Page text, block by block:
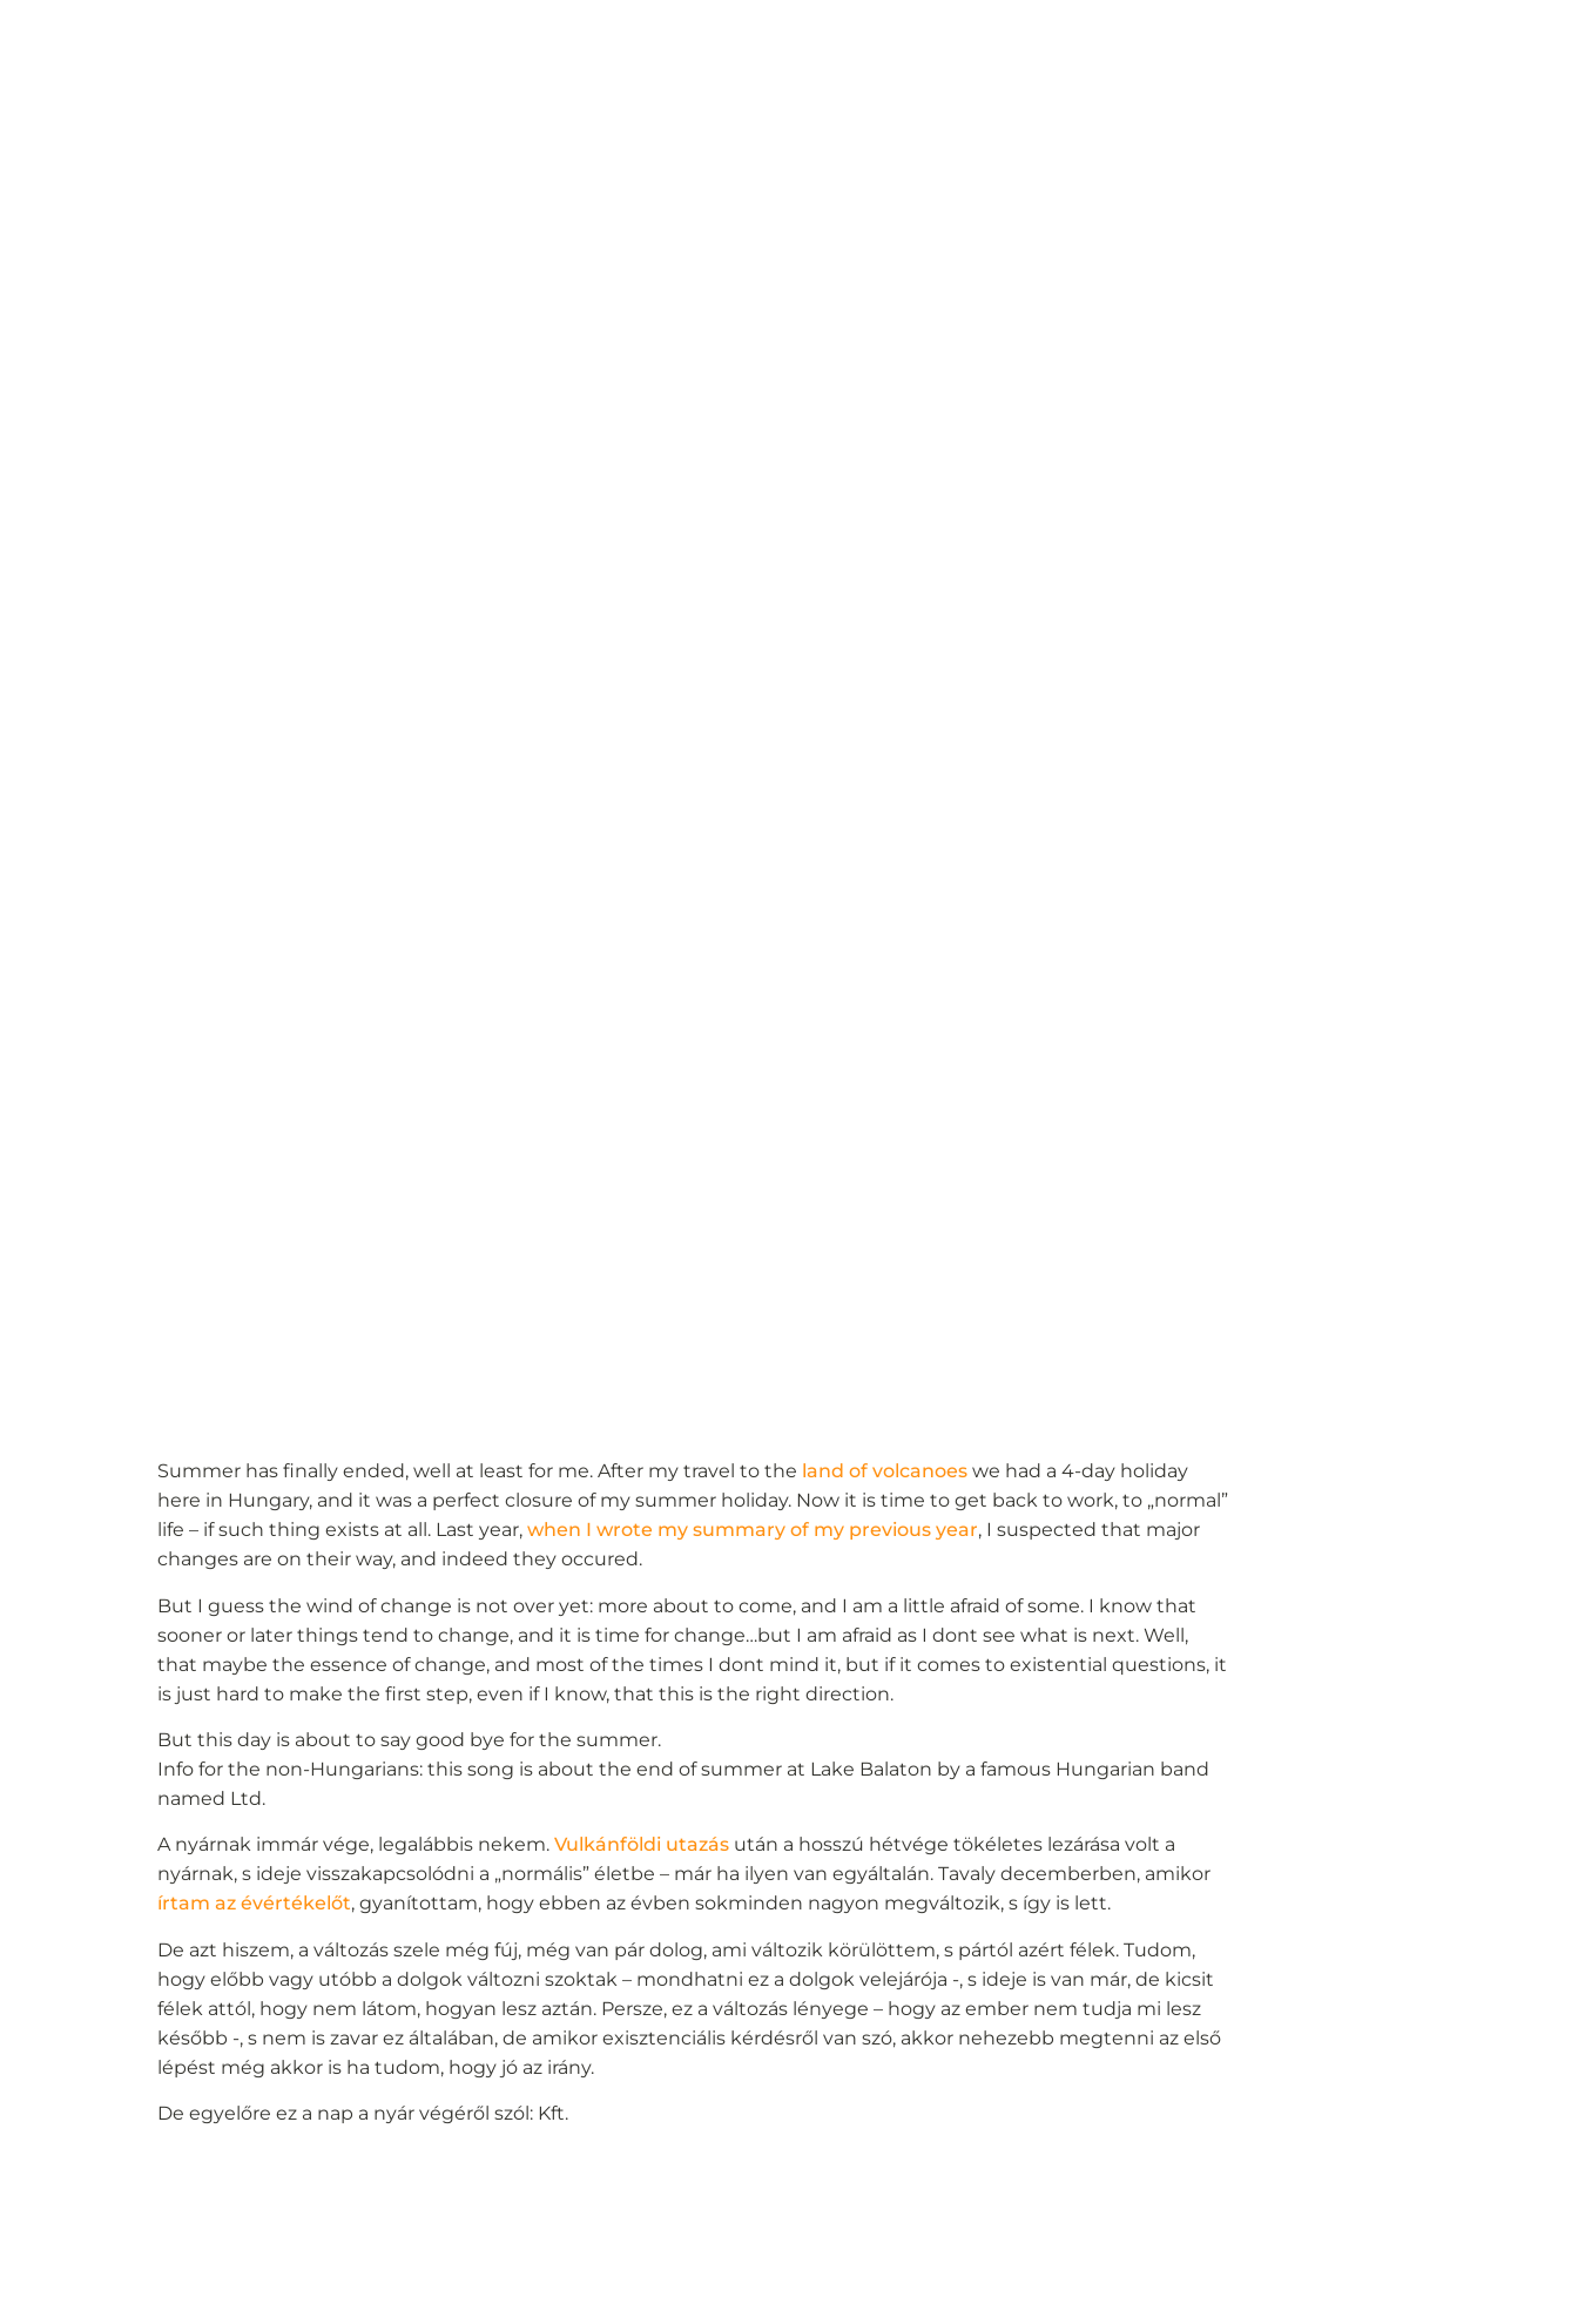
Summer has finally ended, well at least for me. After my travel to the land of volcanoes we had a 4-day holiday
here in Hungary, and it was a perfect closure of my summer holiday. Now it is time to get back to work, to „normal”
life – if such thing exists at all. Last year,when I wrote my summary of my previous year, I suspected that major
changes are on their way, and indeed they occured.
But I guess the wind of change is not over yet: more about to come, and I am a little afraid of some. I know that
sooner or later things tend to change, and it is time for change…but I am afraid as I dont see what is next. Well,
that maybe the essence of change, and most of the times I dont mind it, but if it comes to existential questions, it
is just hard to make the first step, even if I know, that this is the right direction.
But this day is about to say good bye for the summer.
Info for the non-Hungarians: this song is about the end of summer at Lake Balaton by a famous Hungarian band
named Ltd.
A nyárnak immár vége, legalábbis nekem.Vulkánföldi utazás után a hosszú hétvége tökéletes lezárása volt a
nyárnak, s ideje visszakapcsolódni a „normális” életbe – már ha ilyen van egyáltalán. Tavaly decemberben, amikor
írtam az évértékelőt, gyanítottam, hogy ebben az évben sokminden nagyon megváltozik, s így is lett.
De azt hiszem, a változás szele még fúj, még van pár dolog, ami változik körülöttem, s pártól azért félek. Tudom,
hogy előbb vagy utóbb a dolgok változni szoktak – mondhatni ez a dolgok velejárója -, s ideje is van már, de kicsit
félek attól, hogy nem látom, hogyan lesz aztán. Persze, ez a változás lényege – hogy az ember nem tudja mi lesz
később -, s nem is zavar ez általában, de amikor exisztenciális kérdésről van szó, akkor nehezebb megtenni az első
lépést még akkor is ha tudom, hogy jó az irány.
De egyelőre ez a nap a nyár végéről szól: Kft.